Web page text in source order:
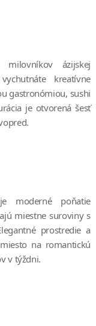
milovníkov ázijskej
kreatívne
gastronómiou, sushi
je otvorená šesť
moderné poňatie
miestne suroviny s
prostredie a
na romantickú
v týždni.